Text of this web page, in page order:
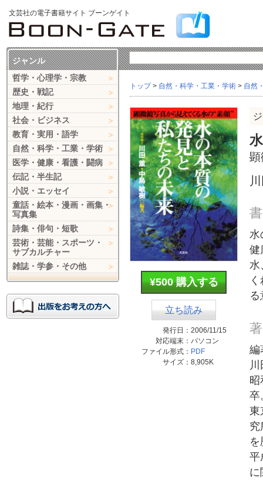
文芸社の電子書籍サイト ブーンゲイト
トップ> 自然・科学・工業・学術 > 自然
¥500 購入する
立ち読み
発行日： 2006/11/15
対応端末： パソコン
ファイル形式： PDF
サイズ： 8,905K
顕
水
健
水
編
昭
卒
東
究
平
に
ジャンル
哲学・心理学・宗教
歴史・戦記
地理・紀行
社会・ビジネス
教育・実用・語学
自然・科学・工業・学術
医学・健康・看護・闘病
伝記・半生記
小説・エッセイ
童話・絵本・漫画・画集・
写真集
詩集・俳句・短歌
芸術・芸能・スポーツ・
サブカルチャー
雑誌・学参・その他